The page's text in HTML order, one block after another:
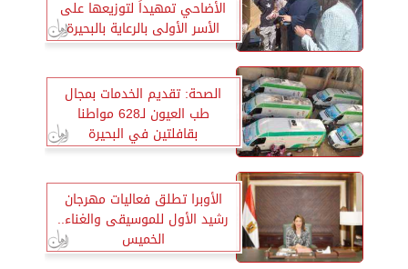
الأضاحي تمهيداً لتوزيعها على
الأسر الأولى بالرعاية بالبحيرة
الصحة: تقديم الخدمات بمجال
طب العيون لـ628 مواطنا
بقافلتين في البحيرة
الأوبرا تطلق فعاليات مهرجان
رشيد الأول للموسيقى والغناء..
الخميس